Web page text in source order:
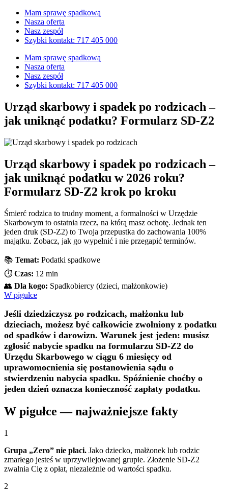
Przejdź
treści
Mam sprawę spadkową
Nasza oferta
Nasz zespół
Szybki kontakt: 717 405 000
Mam sprawę spadkową
Nasza oferta
Nasz zespół
Szybki kontakt: 717 405 000
Urząd skarbowy i spadek po rodzicach –
jak uniknąć podatku? Formularz SD-Z2
Urząd skarbowy i spadek po rodzicach –
jak uniknąć podatku w 2026 roku?
Formularz SD-Z2 krok po kroku
Śmierć rodzica to trudny moment, a formalności w Urzędzie
Skarbowym to ostatnia rzecz, na którą masz ochotę. Jednak ten
jeden druk (SD-Z2) to Twoja przepustka do zachowania 100%
majątku. Zobacz, jak go wypełnić i nie przegapić terminów.
📚 Temat: Podatki spadkowe
⏱️ Czas: 12 min
👥 Dla kogo: Spadkobiercy (dzieci, małżonkowie)
W pigułce
Jeśli dziedziczysz po rodzicach, małżonku lub
dzieciach, możesz być całkowicie zwolniony z podatku
od spadków i darowizn. Warunek jest jeden: musisz
zgłosić nabycie spadku na formularzu SD-Z2 do
Urzędu Skarbowego w ciągu 6 miesięcy od
uprawomocnienia się postanowienia sądu o
stwierdzeniu nabycia spadku. Spóźnienie choćby o
jeden dzień oznacza konieczność zapłaty podatku.
W pigułce — najważniejsze fakty
1
Grupa „Zero” nie płaci. Jako dziecko, małżonek lub rodzic
zmarłego jesteś w uprzywilejowanej grupie. Złożenie SD-Z2
zwalnia Cię z opłat, niezależnie od wartości spadku.
2